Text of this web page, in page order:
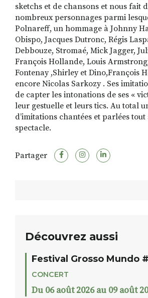
sketchs et de chansons et nous fait
nombreux personnages parmi
Polnareff, un hommage à Johnny
Obispo, Jacques Dutronc, Régis
Debbouze, Stromaé, Mick Jagger,
François Hollande, Louis
Fontenay ,Shirley et Dino,François
encore Nicolas Sarkozy . Ses
de capter les intonations de ses «
leur gestuelle et leurs tics. Au total
d’imitations chantées et parlées
spectacle.
Partager
Découvrez aussi
Festival Grosso Mundo
CONCERT
Du 06 août 2026 au 09 août